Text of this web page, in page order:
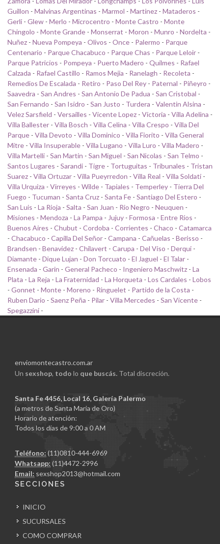
Guillon - Malvinas Argentinas - Marmol - Martinez - Mataderos -
Gerli - Glew - Merlo - Microcentro - Monte Castro - Monte
Chingolo - Monte Grande - Monserrat - Moron - Munro - Nordelta -
Nuñez - Nueva Pompeya - Olivos - Once - Palermo - Parque
Centenario - Parque Chacabuco - Parque Chas - Parque Leloir -
Parque Patricios - Pompeya - Puerto Madero - Quilmes - Rafael
Calzada - Rafael Castillo - Ramos Mejia - Ranelagh - Recoleta -
Remedios De Escalada - Retiro - Paso Del Rey - Paternal - Piñeyro -
Saavedra - San Andres - San Antonio De Padua - San Cristobal -
San Fernando - San Isidro - San Justo - Turdera - Valentin Alsina -
Velez Sarsfield - Versailles - Vicente Lopez - Victoria - Villa Adelina -
Villa Ballester - Villa Bosch - Villa Celina - Villa Crespo - Villa Del
Parque - Villa Devoto - Villa Dominico - Villa Fiorito - Villa General
Mitre - Villa Insuperable - Villa Lugano - Villa Luro - Villa Madero -
Villa Martelli - San Martin - San Miguel - San Nicolas - San Telmo -
Santos Lugares - Sarandi - Tigre - Tortuguitas - Tribunales - Tristan
Suarez - Villa Ortuzar - Villa Pueyrredon - Villa Real - Villa Soldati -
Villa Urquiza - Virreyes - Wilde - Tapiales - Temperley - Tierra Del
Fuego - Tucuman - Santa Cruz - Santa Fe - Santiago Del Estero -
San Luis - La Rioja - Salta - San Juan - Rio Negro - Neuquen -
Misiones - Mendoza - La Pampa - Jujuy - Formosa - Entre Rios -
Buenos Aires - Chubut - Cordoba - Corrientes - Chaco - Catamarca
- Chacabuco - Capilla Del Señor - Campana - Cañuelas - Berisso -
Brandsen - Benavidez - Chilavert - Carupa - Del Viso - Derqui -
Diamante - Dique Lujan - Don Torcuato - El Jaguel - El Talar -
Ensenada - Garin - General Pacheco - Ingeniero Maschwitz - La
Plata - La Reja - La Fraternidad - La Horqueta - Los Cardales - Lobos
- Gonnet - Monte - Moreno - Ringuelet - Partido de la Costa -
Ruben Dario - Saenz Peña - Pilar - Villa Mercedes - San Vicente -
Spegazzini -
enviomontecastro.com.ar
Un sexshop, todo lo que buscás. Total discreción.
Santa Fe 4456, Local 16, Galería Palermo
(a metros de Santa Maria de Oro)
Horario de atención:
Todos los días de 9:00 a 0 AM
Teléfono: (11)0810-444-6969
Whatsapp: (11)4472-2996
Email: sexshop2013@hotmail.com
SECCIONES
INICIO
SUCURSALES
COMO COMPRAR